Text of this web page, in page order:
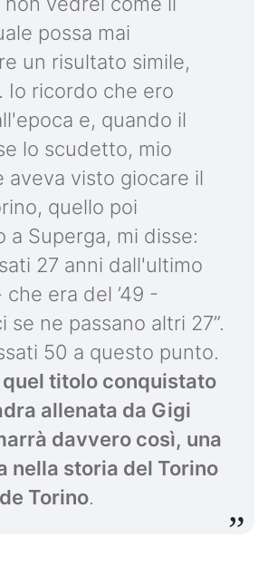
possa mai
un risultato simile,
Io ricordo che ero
e, quando il
lo scudetto, mio
aveva visto giocare il
quello poi
a Superga, mi disse:
27 anni dall'ultimo
era del ’49 -
se ne passano altri 27”.
50 a questo punto.
quel titolo conquistato
allenata da Gigi
davvero così, una
nella storia del Torino
Torino.